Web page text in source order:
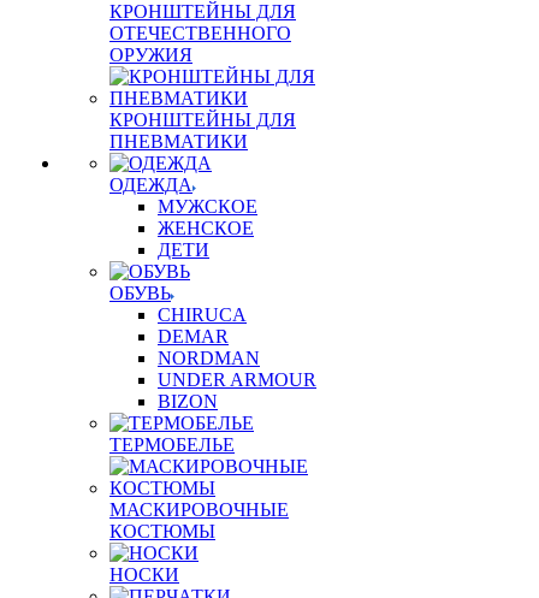
КРОНШТЕЙНЫ ДЛЯ
ОТЕЧЕСТВЕННОГО
ОРУЖИЯ
КРОНШТЕЙНЫ ДЛЯ
ПНЕВМАТИКИ
ОДЕЖДА
МУЖСКОЕ
ЖЕНСКОЕ
ДЕТИ
ОБУВЬ
CHIRUCA
DEMAR
NORDMAN
UNDER ARMOUR
BIZON
ТЕРМОБЕЛЬЕ
МАСКИРОВОЧНЫЕ
КОСТЮМЫ
НОСКИ